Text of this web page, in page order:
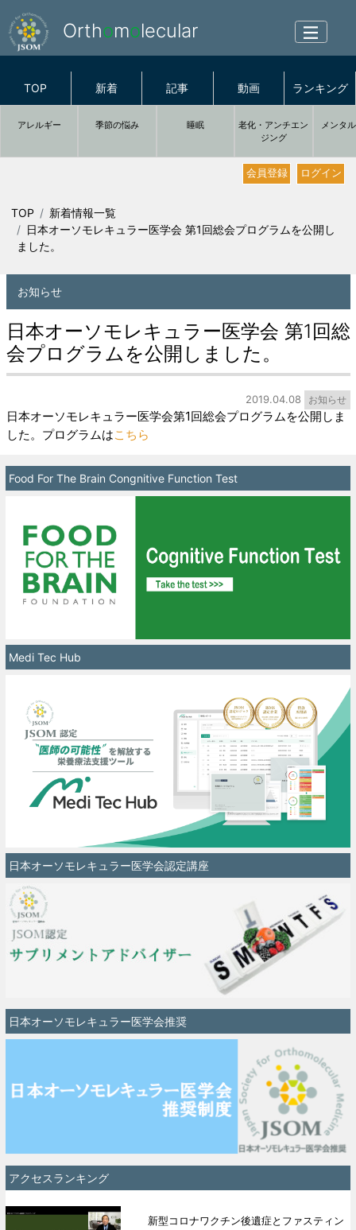
Orthomolecular
TOP 新着 記事 動画 ランキング
アレルギー 季節の悩み 睡眠
老化・アンチエン
ジング
メンタ
ログイン
会員登録
TOP
新着情報一覧
日本オーソモレキュラー医学会 第1回総会プログラムを公開し
ました。
お知らせ
日本オーソモレキュラー医学会 第1回総
会プログラムを公開しました。
2019.04.08 お知らせ
日本オーソモレキュラー医学会第1回総会プログラムを公開しま
した。プログラムはこちら
Food For The Brain Congnitive Function Test
Medi Tec Hub
日本オーソモレキュラー医学会認定講座
日本オーソモレキュラー医学会推奨
アクセスランキング
新型コロナワクチン後遺症とファスティン